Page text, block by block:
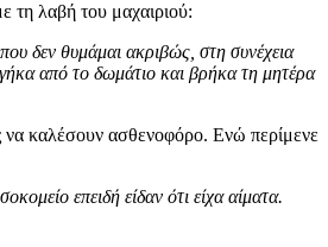
τη λαβή του μαχαιριού:
δεν θυμάμαι ακριβώς, στη συνέχεια
από το δωμάτιο και βρήκα τη μητέρα
να καλέσουν ασθενοφόρο. Ενώ περίμενε
επειδή είδαν ότι είχα αίματα.